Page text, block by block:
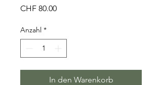
CHF 80.00Preis
Anzahl *
In den Warenkorb